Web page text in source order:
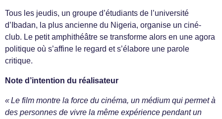
Tous les jeudis, un groupe d’étudiants de l’université
d’Ibadan, la plus ancienne du Nigeria, organise un ciné-
club. Le petit amphithéâtre se transforme alors en une agora
politique où s’affine le regard et s’élabore une parole
critique.
Note d’intention du réalisateur
« Le film montre la force du cinéma, un médium qui permet à
des personnes de vivre la même expérience pendant un